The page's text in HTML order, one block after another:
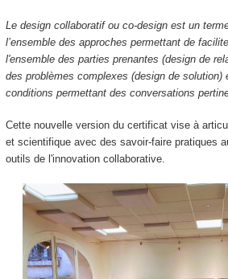
Le design collaboratif ou co-design est un
l’ensemble des approches permettant de
l'ensemble des parties prenantes (design de
des problèmes complexes (design de solution)
conditions permettant des conversations
Cette nouvelle version du certificat vise à
et scientifique avec des savoir-faire pratiques
outils de l'innovation collaborative.